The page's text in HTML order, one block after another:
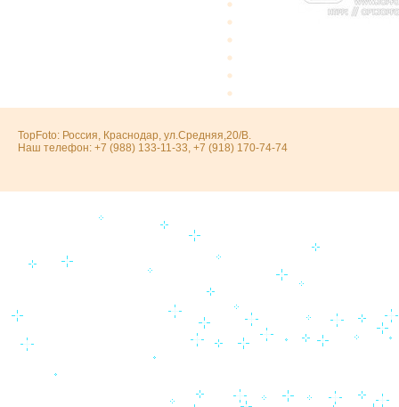
TopFoto: Россия, Краснодар, ул.Средняя,20/В.
Наш телефон: +7 (988) 133-11-33, +7 (918) 170-74-74